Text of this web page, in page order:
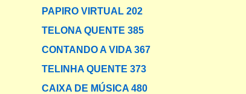
PAPIRO VIRTUAL 202
TELONA QUENTE 385
CONTANDO A VIDA 367
TELINHA QUENTE 373
CAIXA DE MÚSICA 480